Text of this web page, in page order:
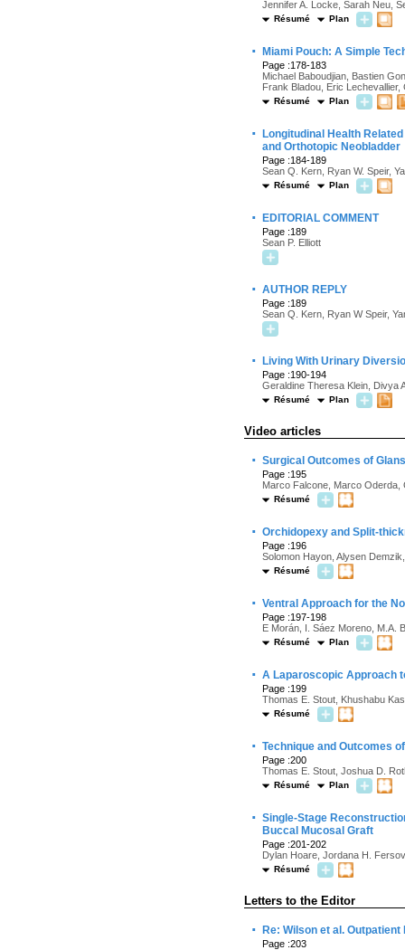
Jennifer A. Locke, Sarah Neu,
Résumé Plan
· Miami Pouch: A Simple
Page :178-183
Michael Baboudjian, Bastien
Frank Bladou, Eric Lechevallier,
Résumé Plan
·
Longitudinal Health
and Orthotopic Neobladder
Page :184-189
Sean Q. Kern, Ryan W. Speir,
Résumé Plan
· EDITORIAL COMMENT
Page :189
Sean P. Elliott
· AUTHOR REPLY
Page :189
Sean Q. Kern, Ryan W Speir,
· Living With Urinary
Page :190-194
Geraldine Theresa Klein, Divya
Résumé Plan
Video articles
· Surgical Outcomes of
Page :195
Marco Falcone, Marco Oderda,
Résumé
· Orchidopexy and Split-
Page :196
Solomon Hayon, Alysen
Résumé
· Ventral Approach for the
Page :197-198
E Morán, I. Sáez Moreno, M.A.
Résumé Plan
· A Laparoscopic Approach
Page :199
Thomas E. Stout, Khushabu
Résumé
· Technique and Outcomes
Page :200
Thomas E. Stout, Joshua D.
Résumé Plan
· Single-Stage
Buccal Mucosal Graft
Page :201-202
Dylan Hoare, Jordana H.
Résumé
Letters to the Editor
· Re: Wilson et al.
Page :203